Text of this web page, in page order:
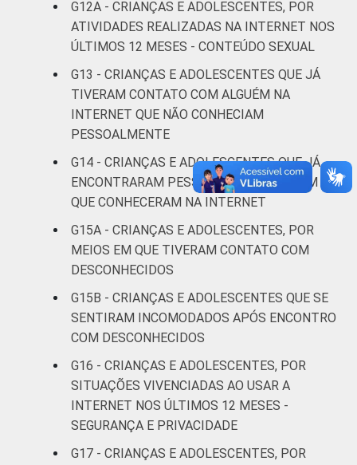
SM até 3 SM
Mais de 3
7
Não tem
renda
Não sabe 12
Não
CLASSE
SOCIAL
AB 5
C 7
DE
DOMICÍLIO
COM ACESSO
À INTERNET
Sim
Fonte: CGI.br/NIC.br, Centro Regional de
G12A - CRIANÇAS E ADOLESCENTES, POR
ATIVIDADES REALIZADAS NA INTERNET NOS
ÚLTIMOS 12 MESES - CONTEÚDO SEXUAL
G13 - CRIANÇAS E ADOLESCENTES QUE JÁ
TIVERAM CONTATO COM ALGUÉM NA
INTERNET QUE NÃO CONHECIAM
PESSOALMENTE
G14 - CRIANÇAS E ADOLESCENTES QUE JÁ
ENCONTRARAM PESSOALMENTE ALGUÉM
QUE CONHECERAM NA INTERNET
G15A - CRIANÇAS E ADOLESCENTES, POR
MEIOS EM QUE TIVERAM CONTATO COM
DESCONHECIDOS
G15B - CRIANÇAS E ADOLESCENTES QUE SE
SENTIRAM INCOMODADOS APÓS ENCONTRO
COM DESCONHECIDOS
G16 - CRIANÇAS E ADOLESCENTES, POR
SITUAÇÕES VIVENCIADAS AO USAR A
INTERNET NOS ÚLTIMOS 12 MESES -
SEGURANÇA E PRIVACIDADE
G17 - CRIANÇAS E ADOLESCENTES, POR